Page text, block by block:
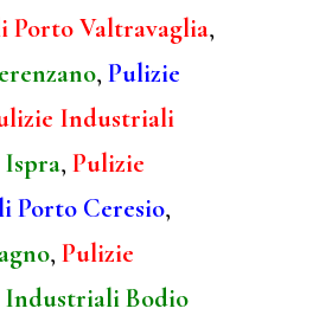
Porto Valtravaglia,
, Pulizie
Industriali
, Pulizie
Porto Ceresio,
, Pulizie
Industriali Bodio